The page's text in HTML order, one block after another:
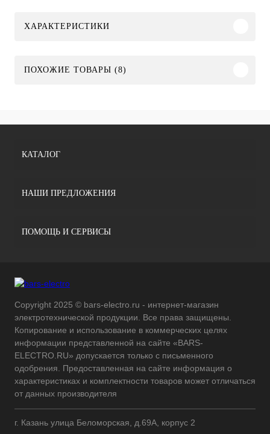
ХАРАКТЕРИСТИКИ
ПОХОЖИЕ ТОВАРЫ (8)
КАТАЛОГ
НАШИ ПРЕДЛОЖЕНИЯ
ПОМОЩЬ И СЕРВИСЫ
Copyright 2025 © bars-electro.ru - интернет-магазин
электротехнической продукции. Все права защищены.
Копирование и использование в коммерческих целях
информации представленной на сайте «BARS-
ELECTRO.RU» допускается только с письменного
одобрения. Предоставленная на сайте информация о
характеристиках и комплектности товаров может отличаться
от данных производителя
г. Казань улица Беломорская, д.69А, корпус 2